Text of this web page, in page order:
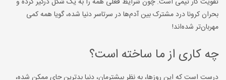
بحران کرونا درد مشترک بین آدم‌ها در سرتاسر دنیا شده، گویا همه کمی
مهربان‌تر شده‌اند!
چه کاری از ما ساخته است؟
درست است که این روزها، به نظر بیشترمان، دنیا بدترین جای ممکن شده،